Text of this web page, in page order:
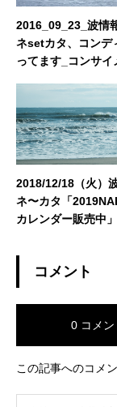
2016_09_23_波情
ネsetカタ、コンデ
ってます_コンサイ
2018/12/18（火）
ネ〜カタ「
カレンダー販売中
中！」「2018冬の
ーツオーダーキャ
コメント
0 コメン
この記事へのコメ